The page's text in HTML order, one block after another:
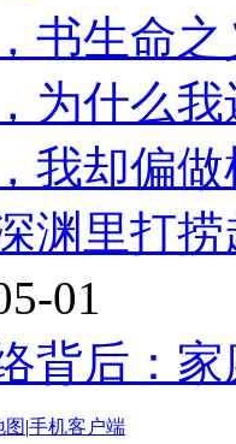
书生命之
为什么
我却偏做
渊里打捞
01
背后：
图|手机客户端